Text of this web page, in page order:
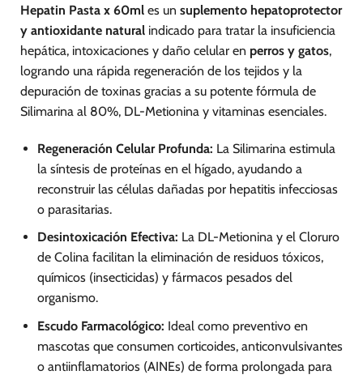
Hepatin Pasta x 60ml es un suplemento hepatoprotector
y antioxidante natural indicado para tratar la insuficiencia
hepática, intoxicaciones y daño celular en perros y gatos,
logrando una rápida regeneración de los tejidos y la
depuración de toxinas gracias a su potente fórmula de
Silimarina al 80%, DL-Metionina y vitaminas esenciales.
Regeneración Celular Profunda: La Silimarina estimula
la síntesis de proteínas en el hígado, ayudando a
reconstruir las células dañadas por hepatitis infecciosas
o parasitarias.
Desintoxicación Efectiva: La DL-Metionina y el Cloruro
de Colina facilitan la eliminación de residuos tóxicos,
químicos (insecticidas) y fármacos pesados del
organismo.
Escudo Farmacológico: Ideal como preventivo en
mascotas que consumen corticoides, anticonvulsivantes
o antiinflamatorios (AINEs) de forma prolongada para